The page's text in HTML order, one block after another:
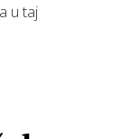
u taj